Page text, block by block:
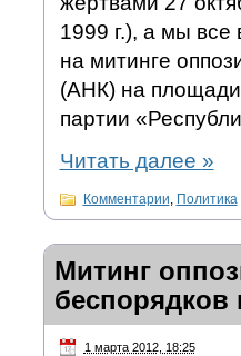
1999 г.), а мы
на митинге
(АНК) на
партии
Читать далее »
Комментарии, Политика
Митинг
беспорядков
1 марта 2012, 18:25